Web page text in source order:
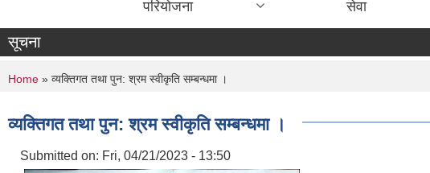
परियोजना सेवा
सूचना
You are here
Home » व्यक्तिगत तथा पुन: श्रम स्वीकृति सम्बन्धमा ।
व्यक्तिगत तथा पुन: श्रम स्वीकृति सम्बन्धमा ।
Submitted on: Fri, 04/21/2023 - 13:50